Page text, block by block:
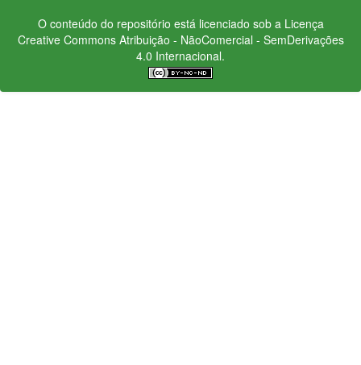
O conteúdo do repositório está licenciado sob a Licença
Creative CommonsAtribuição - NãoComercial - SemDerivações
4.0 Internacional.